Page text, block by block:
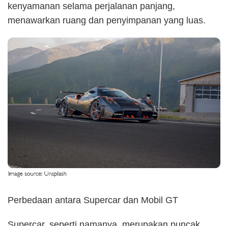
kenyamanan selama perjalanan panjang,
menawarkan ruang dan penyimpanan yang luas.
Perbedaan antara Supercar dan Mobil GT